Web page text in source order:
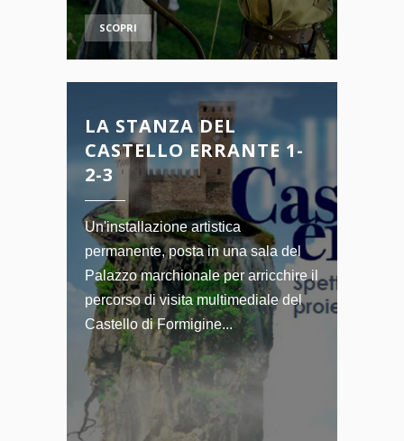
SCOPRI
LA STANZA DEL
CASTELLO ERRANTE 1-
2-3
Un'installazione artistica
permanente, posta in una sala del
Palazzo marchionale per arricchire il
percorso di visita multimediale del
Castello di Formigine...